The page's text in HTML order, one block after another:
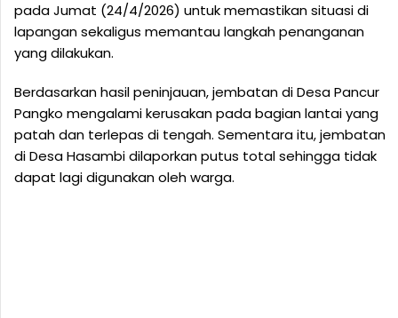
pada Jumat (24/4/2026) untuk memastikan situasi di
lapangan sekaligus memantau langkah penanganan
yang dilakukan.
Berdasarkan hasil peninjauan, jembatan di Desa Pancur
Pangko mengalami kerusakan pada bagian lantai yang
patah dan terlepas di tengah. Sementara itu, jembatan
di Desa Hasambi dilaporkan putus total sehingga tidak
dapat lagi digunakan oleh warga.